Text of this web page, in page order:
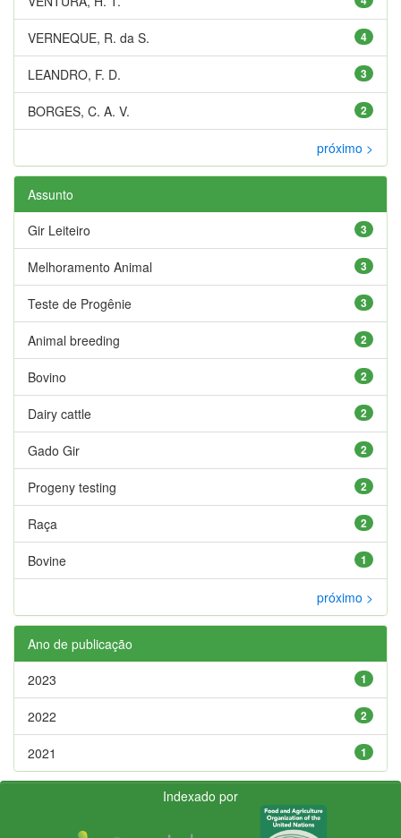
4
VERNEQUE, R. da S.
3
LEANDRO, F. D.
2
BORGES, C. A. V.
próximo >
Assunto
3
Gir Leiteiro
3
Melhoramento Animal
3
Teste de Progênie
2
Animal breeding
2
Bovino
2
Dairy cattle
2
Gado Gir
2
Progeny testing
2
Raça
1
Bovine
próximo >
Ano de publicação
1
2023
2
2022
1
2021
Indexado por